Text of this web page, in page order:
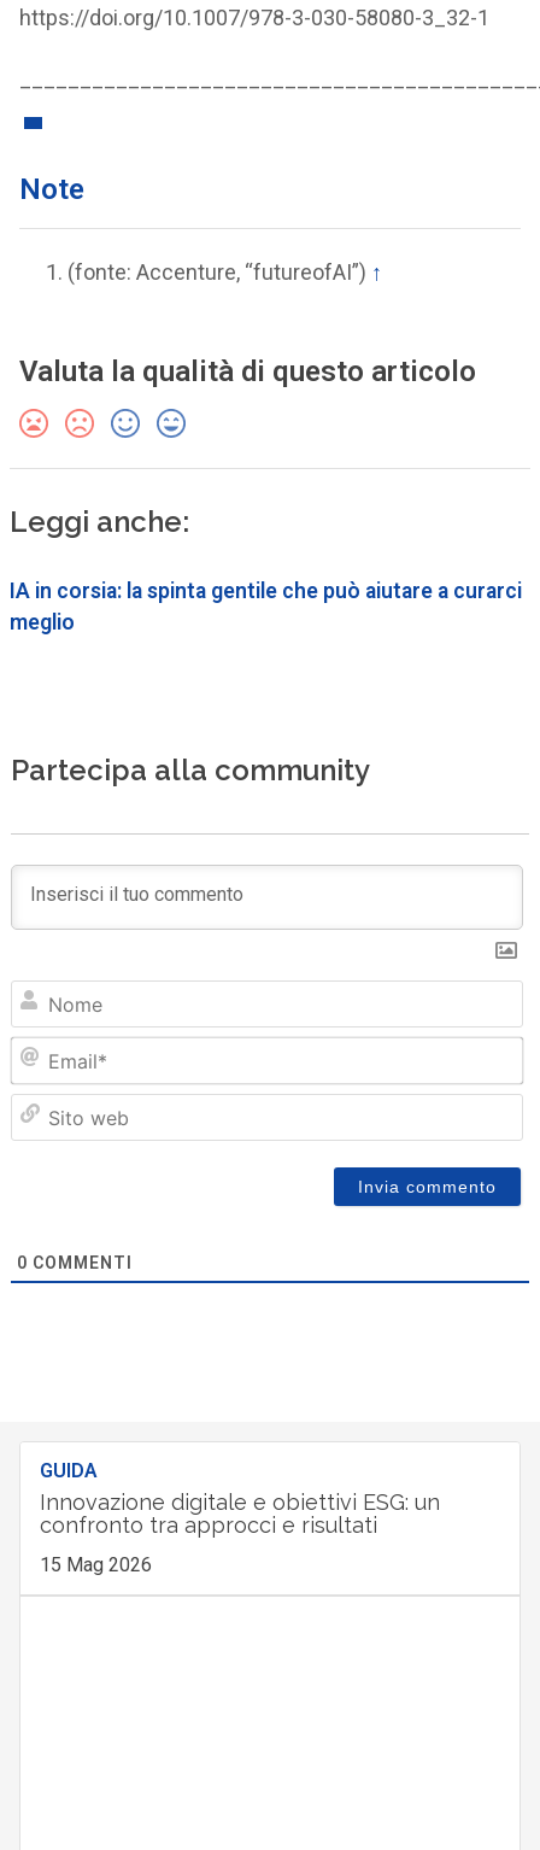
https://doi.org/10.1007/978-3-030-58080-3_32-1
Note
(fonte: Accenture, “futureofAI”) ↑
Valuta la qualità di questo articolo
Leggi anche:
IA in corsia: la spinta gentile che può aiutare a curarci
meglio
Partecipa alla community
0 COMMENTI
GUIDA
Innovazione digitale e obiettivi ESG: un
confronto tra approcci e risultati
15 Mag 2026